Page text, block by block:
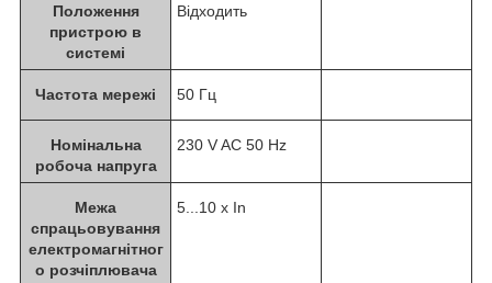
Положення
пристрою в
системі
Відходить
Частота мережі 50 Гц
Номінальна
робоча напруга
230 V AC 50 Hz
Межа
спрацьовування
електромагнітног
о розчіплювача
5...10 x In